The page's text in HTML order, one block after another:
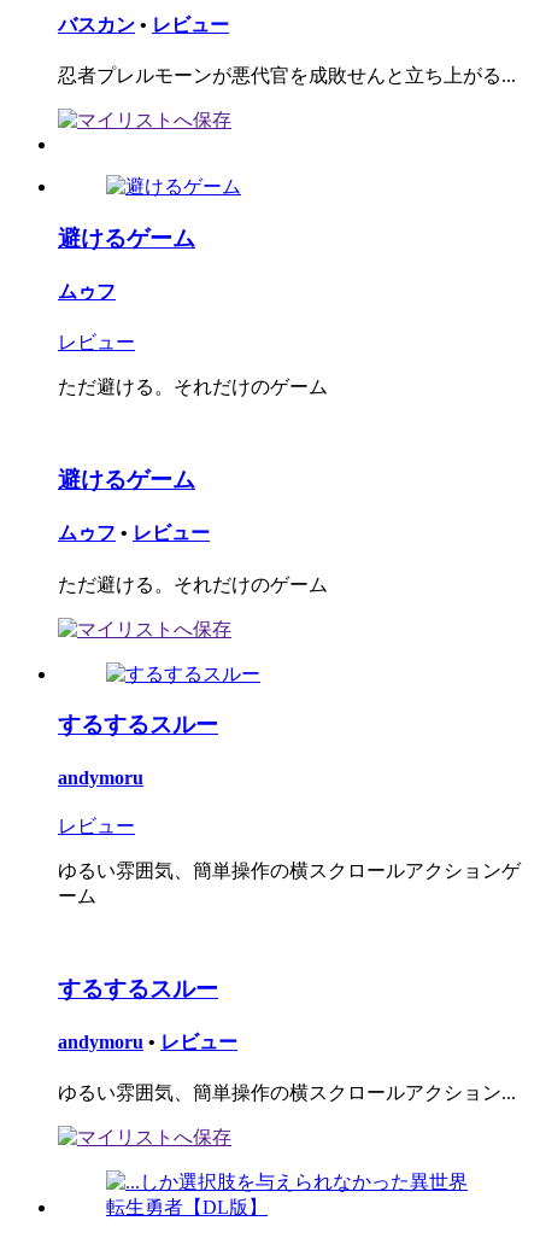
バスカン • レビュー
忍者プレルモーンが悪代官を成敗せんと立ち上がる...
避けるゲーム
ムゥフ
レビュー
ただ避ける。それだけのゲーム
避けるゲーム
ムゥフ • レビュー
ただ避ける。それだけのゲーム
するするスルー
andymoru
レビュー
ゆるい雰囲気、簡単操作の横スクロールアクションゲ
ーム
するするスルー
andymoru • レビュー
ゆるい雰囲気、簡単操作の横スクロールアクション...